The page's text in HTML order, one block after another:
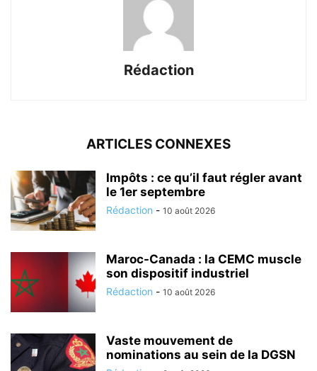
Rédaction
ARTICLES CONNEXES
Impôts : ce qu’il faut régler avant
le 1er septembre
Rédaction - 10 août 2026
Maroc-Canada : la CEMC muscle
son dispositif industriel
Rédaction - 10 août 2026
Vaste mouvement de
nominations au sein de la DGSN